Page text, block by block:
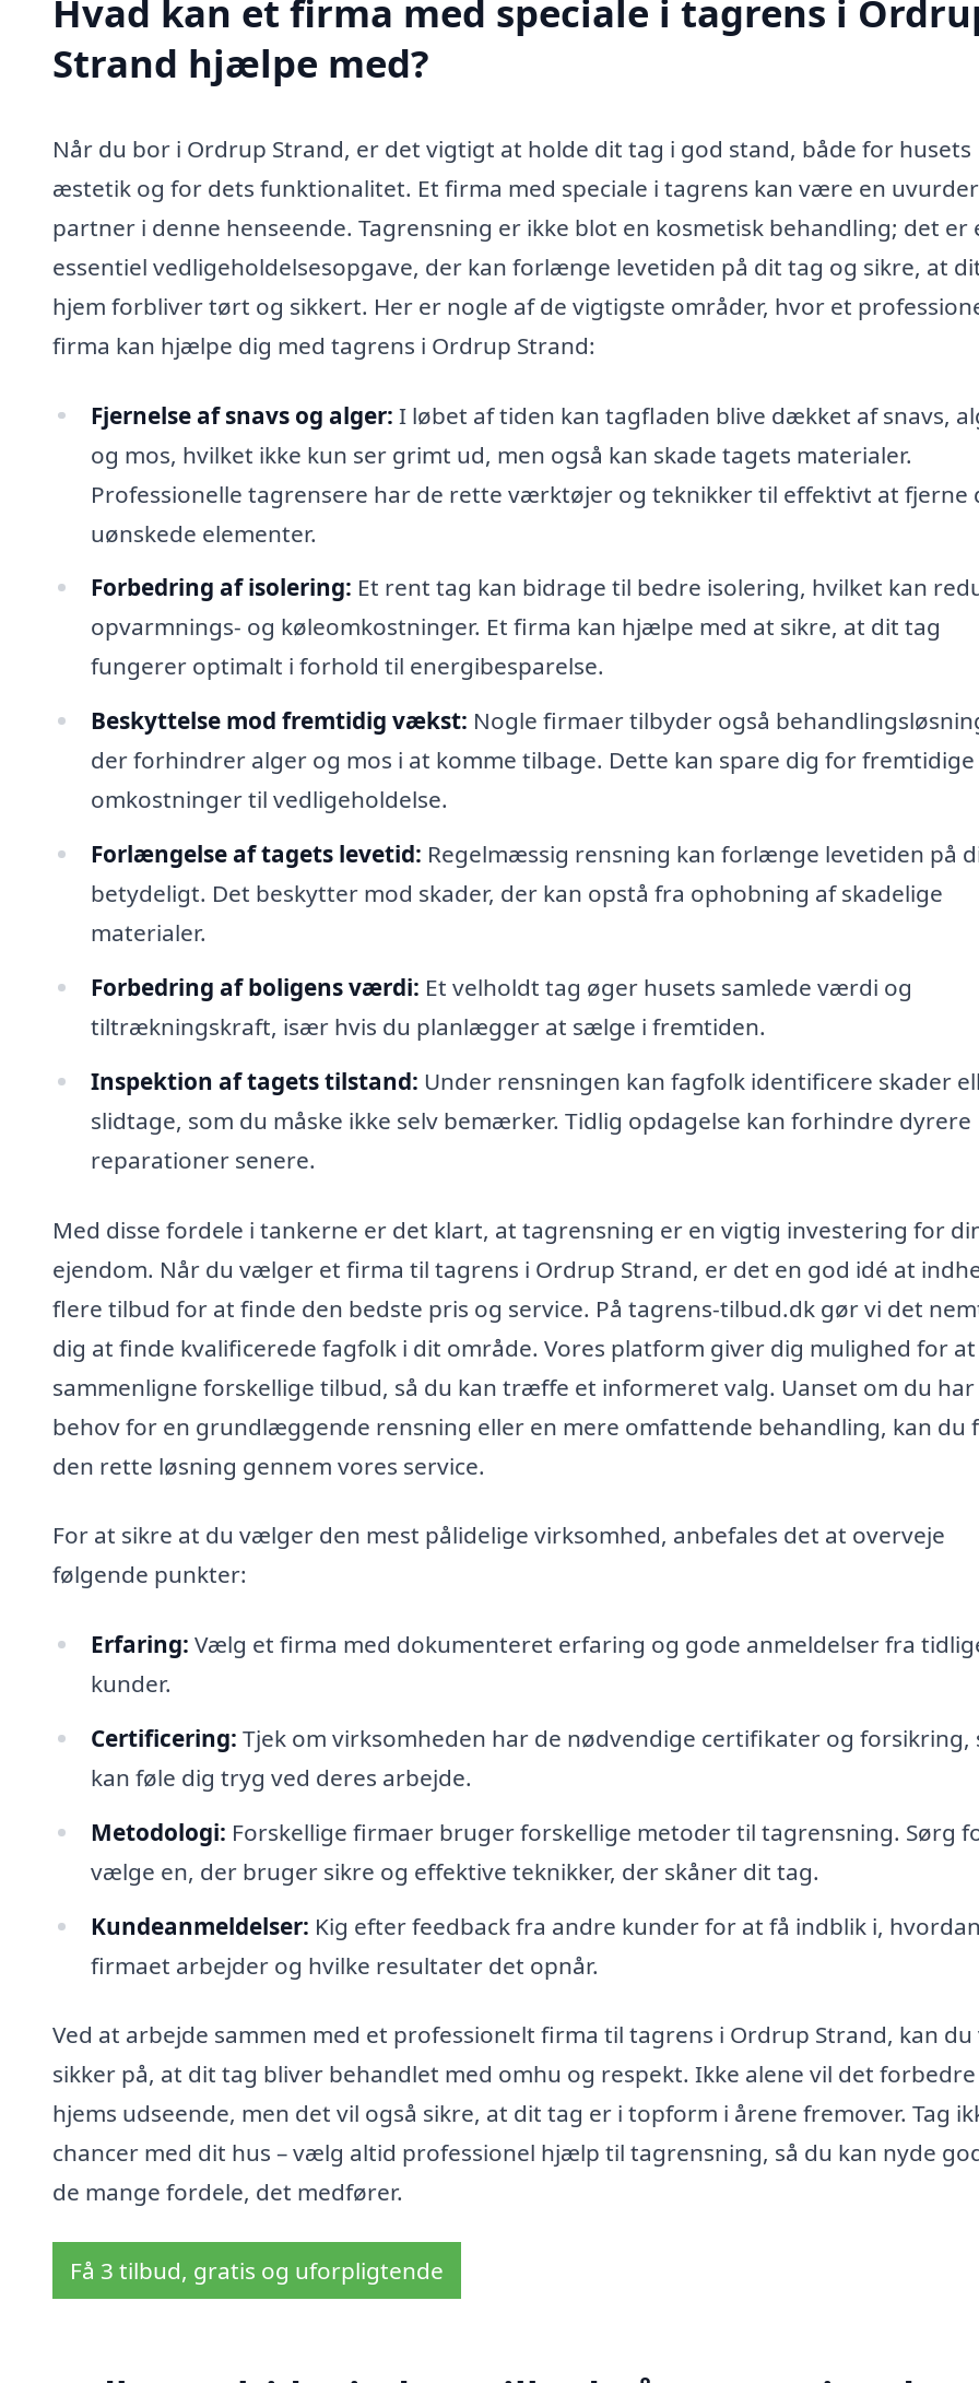
Hvad kan et firma med speciale i tagrens i
Strand hjælpe med?
Når du bor i Ordrup Strand, er det vigtigt at holde dit tag i god stand, både for husets
æstetik og for dets funktionalitet. Et firma med speciale i tagrens kan være en
partner i denne henseende. Tagrensning er ikke blot en kosmetisk behandling; det er
essentiel vedligeholdelsesopgave, der kan forlænge levetiden på dit tag og sikre, at
hjem forbliver tørt og sikkert. Her er nogle af de vigtigste områder, hvor et
firma kan hjælpe dig med tagrens i Ordrup Strand:
Fjernelse af snavs og alger: I løbet af tiden kan tagfladen blive dækket af snavs,
og mos, hvilket ikke kun ser grimt ud, men også kan skade tagets materialer.
Professionelle tagrensere har de rette værktøjer og teknikker til effektivt at fjerne
uønskede elementer.
Forbedring af isolering: Et rent tag kan bidrage til bedre isolering, hvilket kan
opvarmnings- og køleomkostninger. Et firma kan hjælpe med at sikre, at dit tag
fungerer optimalt i forhold til energibesparelse.
Beskyttelse mod fremtidig vækst: Nogle firmaer tilbyder også
der forhindrer alger og mos i at komme tilbage. Dette kan spare dig for fremtidige
omkostninger til vedligeholdelse.
Forlængelse af tagets levetid: Regelmæssig rensning kan forlænge levetiden på
betydeligt. Det beskytter mod skader, der kan opstå fra ophobning af skadelige
materialer.
Forbedring af boligens værdi: Et velholdt tag øger husets samlede værdi og
tiltrækningskraft, især hvis du planlægger at sælge i fremtiden.
Inspektion af tagets tilstand: Under rensningen kan fagfolk identificere skader
slidtage, som du måske ikke selv bemærker. Tidlig opdagelse kan forhindre dyrere
reparationer senere.
Med disse fordele i tankerne er det klart, at tagrensning er en vigtig investering for
ejendom. Når du vælger et firma til tagrens i Ordrup Strand, er det en god idé at
flere tilbud for at finde den bedste pris og service. På tagrens-tilbud.dk gør vi det
dig at finde kvalificerede fagfolk i dit område. Vores platform giver dig mulighed for at
sammenligne forskellige tilbud, så du kan træffe et informeret valg. Uanset om du har
behov for en grundlæggende rensning eller en mere omfattende behandling, kan du
den rette løsning gennem vores service.
For at sikre at du vælger den mest pålidelige virksomhed, anbefales det at overveje
følgende punkter:
Erfaring: Vælg et firma med dokumenteret erfaring og gode anmeldelser fra
kunder.
Certificering: Tjek om virksomheden har de nødvendige certifikater og forsikring,
kan føle dig tryg ved deres arbejde.
Metodologi: Forskellige firmaer bruger forskellige metoder til tagrensning. Sørg
vælge en, der bruger sikre og effektive teknikker, der skåner dit tag.
Kundeanmeldelser: Kig efter feedback fra andre kunder for at få indblik i,
firmaet arbejder og hvilke resultater det opnår.
Ved at arbejde sammen med et professionelt firma til tagrens i Ordrup Strand, kan
sikker på, at dit tag bliver behandlet med omhu og respekt. Ikke alene vil det
hjems udseende, men det vil også sikre, at dit tag er i topform i årene fremover. Tag
chancer med dit hus – vælg altid professionel hjælp til tagrensning, så du kan nyde
de mange fordele, det medfører.
Få 3 tilbud, gratis og uforpligtende